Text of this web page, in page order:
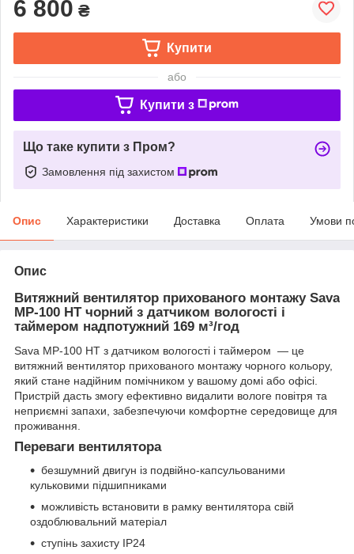
6 800 ₴
Купити
або
Купити з
Що таке купити з Пром?
Замовлення під захистом
Опис Характеристики Доставка Оплата Умови
Опис
Витяжний вентилятор прихованого монтажу Sava
MP-100 HT чорний з датчиком вологості і
таймером надпотужний 169 м³/год
Sava MP-100 HT з датчиком вологості і таймером — це
витяжний вентилятор прихованого монтажу чорного кольору,
який стане надійним помічником у вашому домі або офісі.
Пристрій дасть змогу ефективно видалити вологе повітря та
неприємні запахи, забезпечуючи комфортне середовище для
проживання.
Переваги вентилятора
безшумний двигун із подвійно-капсульованими
кульковими підшипниками
можливість встановити в рамку вентилятора свій
оздоблювальний матеріал
ступінь захисту IP24